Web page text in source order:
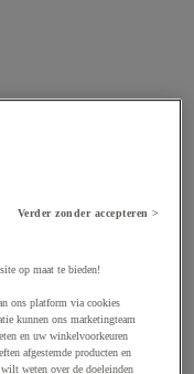
Verder zonder accepteren >
op maat te bieden!
ons platform via cookies
kunnen ons marketingteam
en uw winkelvoorkeuren
afgestemde producten en
wilt weten over de doeleinden